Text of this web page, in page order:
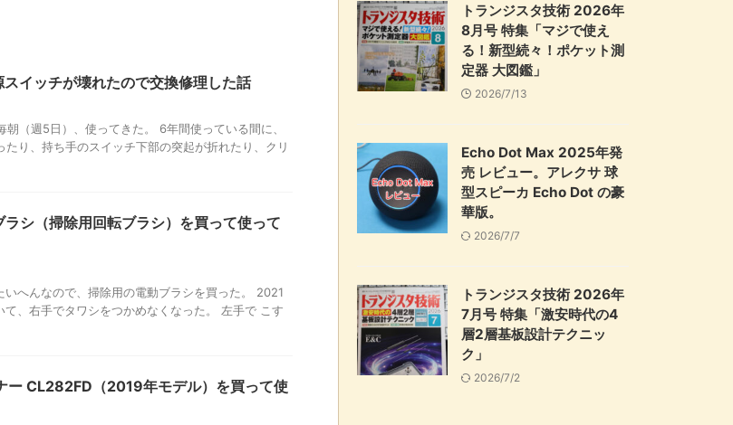
イッチが壊れたので交換修理した話
（週5日）、使ってきた。 6年間使っている間に、
り、持ち手のスイッチ下部の突起が折れたり、クリ
シ（掃除用回転ブラシ）を買って使って
へんなので、掃除用の電動ブラシを買った。 2021
、右手でタワシをつかめなくなった。 左手で こす
ー CL282FD（2019年モデル）を買って使
トランジスタ技術 2026年
8月号 特集「マジで使え
る！新型続々！ポケット測
定器 大図鑑」
2026/7/13
Echo Dot Max 2025年発
売 レビュー。アレクサ 球
型スピーカ Echo Dot の豪
華版。
2026/7/7
トランジスタ技術 2026年
7月号 特集「激安時代の4
層2層基板設計テクニッ
ク」
2026/7/2